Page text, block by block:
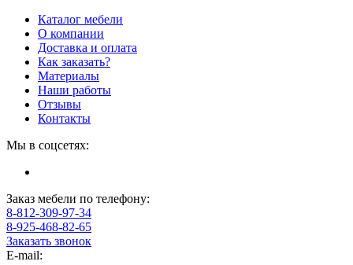
Каталог мебели
О компании
Доставка и оплата
Как заказать?
Материалы
Наши работы
Отзывы
Контакты
Мы в соцсетях:
Заказ мебели по телефону:
8-812-309-97-34
8-925-468-82-65
Заказать звонок
E-mail: